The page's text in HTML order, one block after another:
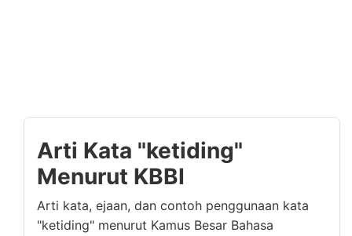
Arti Kata "ketiding"
Menurut KBBI
Arti kata, ejaan, dan contoh penggunaan kata
"ketiding" menurut Kamus Besar Bahasa